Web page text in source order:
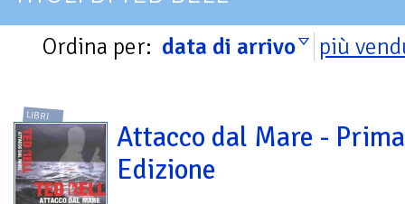
Ordina per: data di arrivo più
LIBRI
Attacco dal Mare - Prima
Edizione